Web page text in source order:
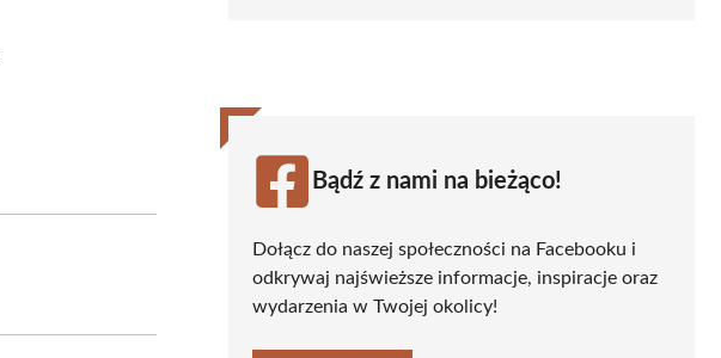
Bądź z nami na bieżąco!
Dołącz do naszej społeczności na Facebooku i
odkrywaj najświeższe informacje, inspiracje oraz
wydarzenia w Twojej okolicy!